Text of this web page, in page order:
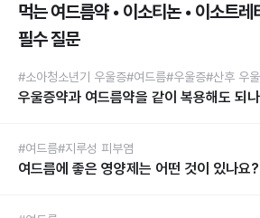
먹는 여드름약 • 이소티논 • 이소트레
필수 질문
#소아청소년기 우울증#여드름#우울증#산후 우
우울증약과 여드름약을 같이 복용해도 되
#여드름#지루성 피부염
여드름에 좋은 영양제는 어떤 것이 있나요?